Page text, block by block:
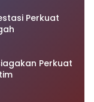
Perkuat
Perkuat